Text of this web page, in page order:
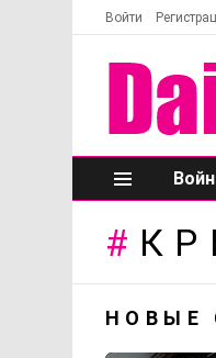
Войти
Меню
НОВЫЕ